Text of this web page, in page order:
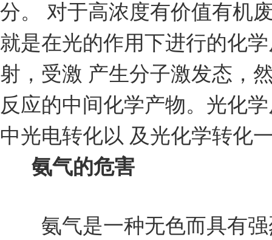
分。 对于高浓度有价值有机
就是在光的作用下进行的化
射，受激 产生分子激发态，
反应的中间化学产物。光化
中光电转化以 及光化学转化
氨气的危害
氨气是一种无色而具有强